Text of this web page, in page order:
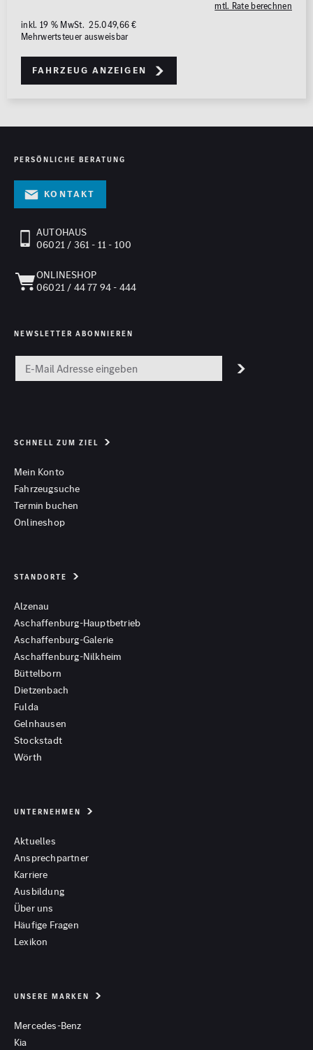
mtl. Rate berechnen
inkl. 19 % MwSt. 25.049,66 €
Mehrwertsteuer ausweisbar
Fahrzeug anzeigen
PERSÖNLICHE BERATUNG
Kontakt
AUTOHAUS
06021 / 361 - 11 - 100
ONLINESHOP
06021 / 44 77 94 - 444
NEWSLETTER ABONNIEREN
SCHNELL ZUM ZIEL
Mein Konto
Fahrzeugsuche
Termin buchen
Onlineshop
STANDORTE
Alzenau
Aschaffenburg-Hauptbetrieb
Aschaffenburg-Galerie
Aschaffenburg-Nilkheim
Büttelborn
Dietzenbach
Fulda
Gelnhausen
Stockstadt
Wörth
UNTERNEHMEN
Aktuelles
Ansprechpartner
Karriere
Ausbildung
Über uns
Häufige Fragen
Lexikon
UNSERE MARKEN
Mercedes-Benz
Kia